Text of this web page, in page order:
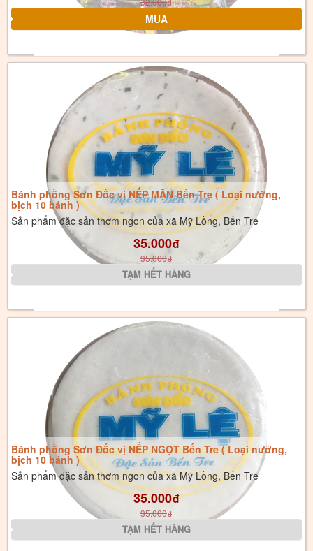
đ
Bánh phồng Sơn Đốc vị NẾP MẶN Bến Tre ( Loại nướng,
bịch 10 bánh )
Sản phẩm đặc sản thơm ngon của xã Mỹ Lồng, Bến Tre
35.000đ
35.000đ
Bánh phồng Sơn Đốc vị NẾP NGỌT Bến Tre ( Loại nướng,
bịch 10 bánh )
Sản phẩm đặc sản thơm ngon của xã Mỹ Lồng, Bến Tre
35.000đ
35.000đ